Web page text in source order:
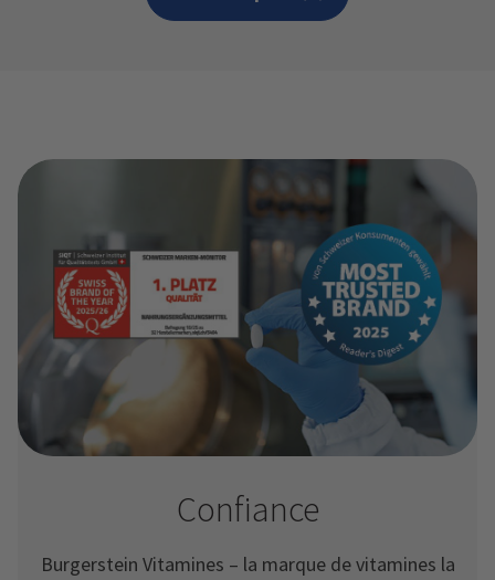
Confiance
Burgerstein Vitamines – la marque de vitamines la